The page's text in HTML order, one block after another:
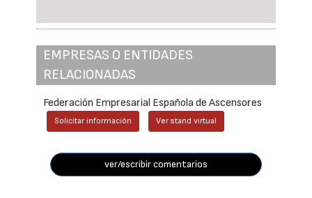
EMPRESAS O ENTIDADES
RELACIONADAS
Federación Empresarial Española de Ascensores
Solicitar información Ver stand virtual
ver/escribir comentarios